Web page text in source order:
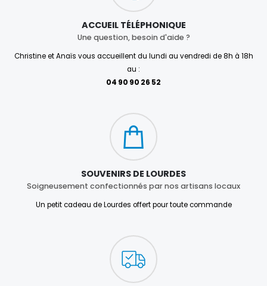
ACCUEIL TÉLÉPHONIQUE
Une question, besoin d'aide ?
Christine et Anaïs vous accueillent du lundi au vendredi de 8h à 18h
au :
04 90 90 26 52
SOUVENIRS DE LOURDES
Soigneusement confectionnés par nos artisans locaux
Un petit cadeau de Lourdes offert pour toute commande